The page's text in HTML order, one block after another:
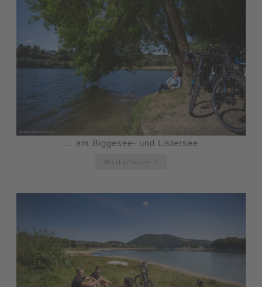
... am Biggesee- und Listersee
Weiterlesen